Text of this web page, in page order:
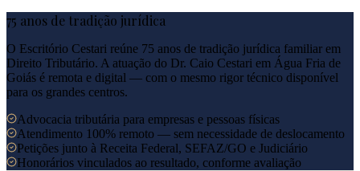
75 anos de tradição jurídica
O Escritório Cestari reúne 75 anos de tradição jurídica familiar em
Direito Tributário. A atuação do Dr. Caio Cestari em Água Fria de
Goiás é remota e digital — com o mesmo rigor técnico disponível
para os grandes centros.
Advocacia tributária para empresas e pessoas físicas
Atendimento 100% remoto — sem necessidade de deslocamento
Petições junto à Receita Federal, SEFAZ/GO e Judiciário
Honorários vinculados ao resultado, conforme avaliação